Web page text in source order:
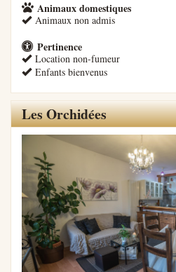
Animaux domestiques
Animaux non admis
Pertinence
Location non-fumeur
Enfants bienvenus
Les Orchidées